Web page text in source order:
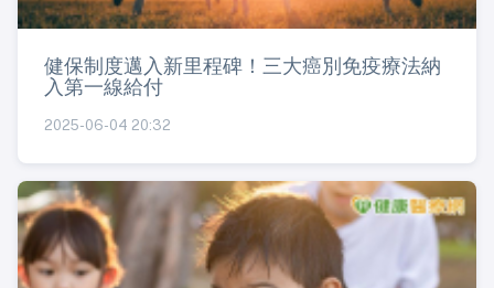
健保制度邁入新里程碑！三大癌別免疫療法納
入第一線給付
2025-06-04 20:32